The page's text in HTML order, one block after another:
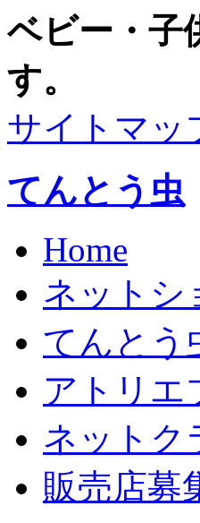
ベビー・子
す。
サイトマッ
てんとう虫
Home
ネットシ
てんとう
アトリエ
ネットク
販売店募